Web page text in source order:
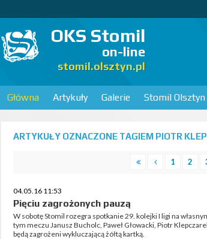
OKS Stomil
on-line
stomil.olsztyn.pl
Główna Artykuły Galerie Stomil Olsztyn
ARTYKUŁY OZNACZONE TAGIEM PIOTR
1 2
04.05.16 11:53
Pięciu zagrożonych pauzą
W sobotę Stomil rozegra spotkanie 29. kolejki I ligi na
tym meczu Janusz Bucholc, Paweł Głowacki, Piotr
będą zagrożeni wykluczającą żółtą kartką.